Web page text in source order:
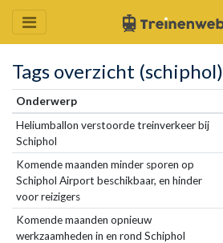
Tags overzicht (schiphol)
Onderwerp
Heliumballon verstoorde treinverkeer bij
Schiphol
Komende maanden minder sporen op
Schiphol Airport beschikbaar, en hinder
voor reizigers
Komende maanden opnieuw
werkzaamheden in en rond Schiphol